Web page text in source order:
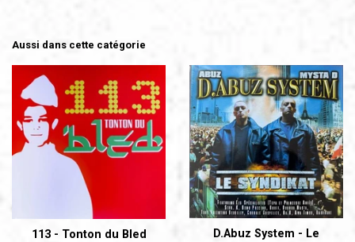
Aussi dans cette catégorie
113 - Tonton du Bled
D.Abuz System - Le